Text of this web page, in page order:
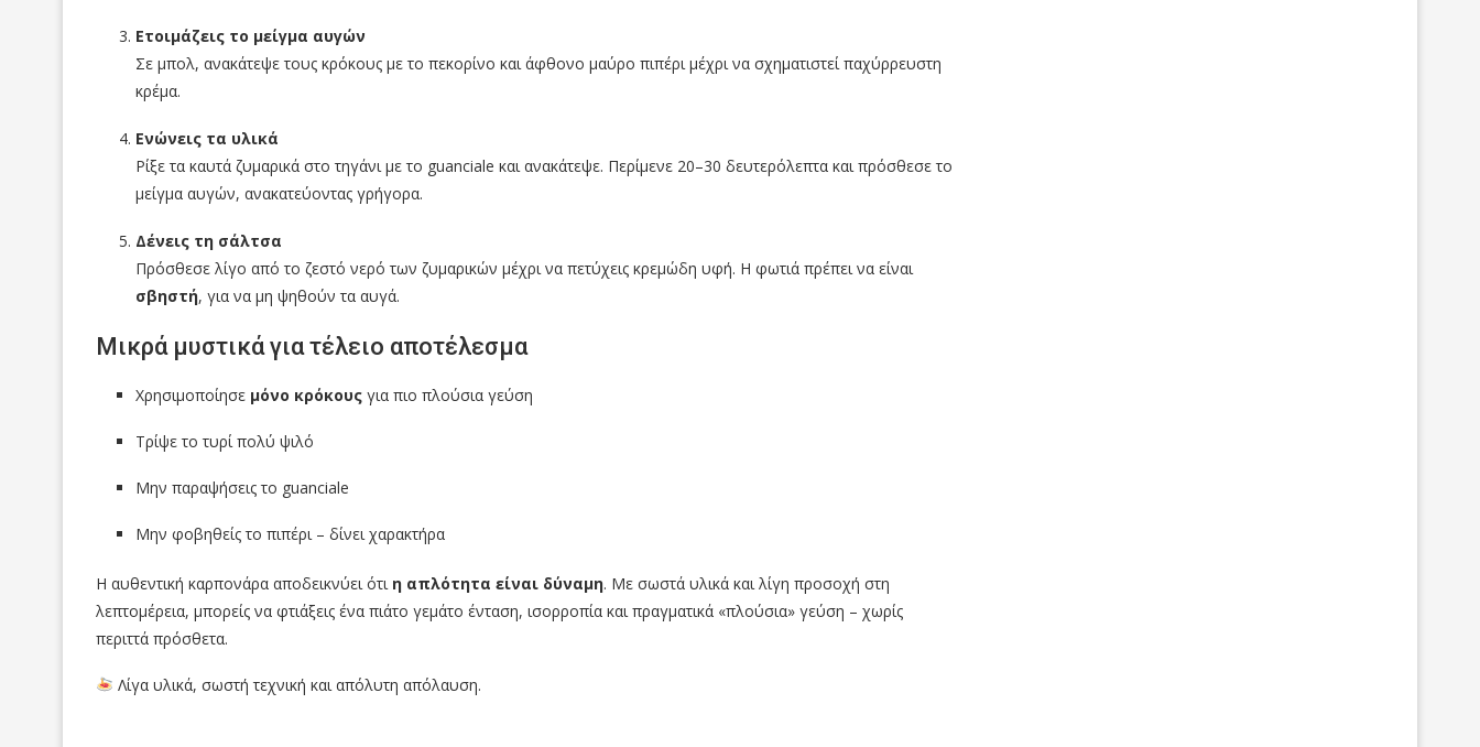
Ετοιμάζεις το μείγμα αυγών
Σε μπολ, ανακάτεψε τους κρόκους με το πεκορίνο και άφθονο μαύρο πιπέρι μέχρι να σχηματιστεί παχύρρευστη
κρέμα.
Ενώνεις τα υλικά
Ρίξε τα καυτά ζυμαρικά στο τηγάνι με το guanciale και ανακάτεψε. Περίμενε 20–30 δευτερόλεπτα και πρόσθεσε το
μείγμα αυγών, ανακατεύοντας γρήγορα.
Δένεις τη σάλτσα
Πρόσθεσε λίγο από το ζεστό νερό των ζυμαρικών μέχρι να πετύχεις κρεμώδη υφή. Η φωτιά πρέπει να είναι
σβηστή, για να μη ψηθούν τα αυγά.
Μικρά μυστικά για τέλειο αποτέλεσμα
Χρησιμοποίησε μόνο κρόκους για πιο πλούσια γεύση
Τρίψε το τυρί πολύ ψιλό
Μην παραψήσεις το guanciale
Μην φοβηθείς το πιπέρι – δίνει χαρακτήρα
Η αυθεντική καρπονάρα αποδεικνύει ότι η απλότητα είναι δύναμη. Με σωστά υλικά και λίγη προσοχή στη
λεπτομέρεια, μπορείς να φτιάξεις ένα πιάτο γεμάτο ένταση, ισορροπία και πραγματικά «πλούσια» γεύση – χωρίς
περιττά πρόσθετα.
Λίγα υλικά, σωστή τεχνική και απόλυτη απόλαυση.